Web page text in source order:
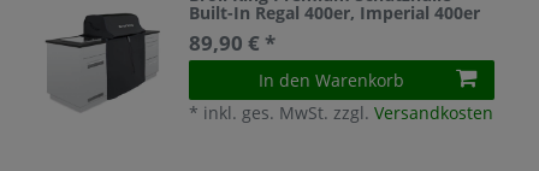
Built-In Regal 400er, Imperial 400er
89,90 € *
In den Warenkorb
* inkl. ges. MwSt. zzgl.Versandkosten